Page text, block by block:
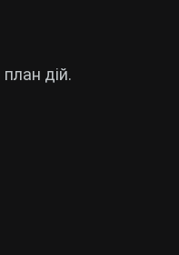
дій.